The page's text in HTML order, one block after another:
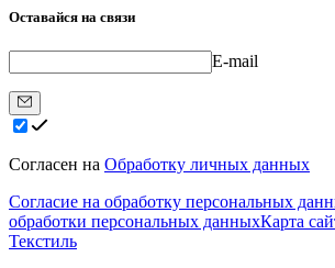
Оставайся на связи
E-mail
Согласен на Обработку личных данных
Согласие на обработку персональных
обработки персональных данныхКарта
Текстиль